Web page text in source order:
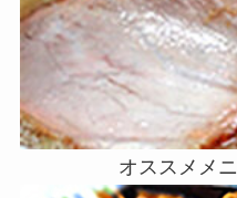
オススメメ